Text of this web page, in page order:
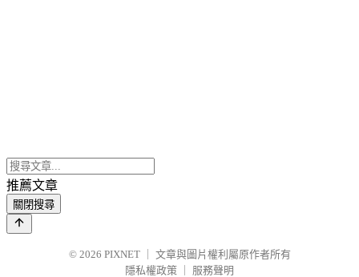
推薦文章
關閉搜尋
© 2026 PIXNET
文章與圖片權利屬原作者所有
隱私權政策
服務聲明